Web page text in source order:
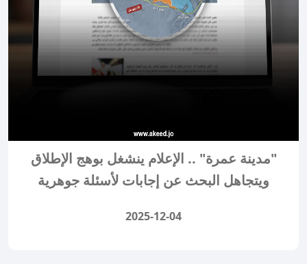
"مدينة عمرة" .. الإعلام ينشغل بوهج الإطلاق
ويتجاهل البحث عن إجابات لأسئلة جوهرية
2025-12-04